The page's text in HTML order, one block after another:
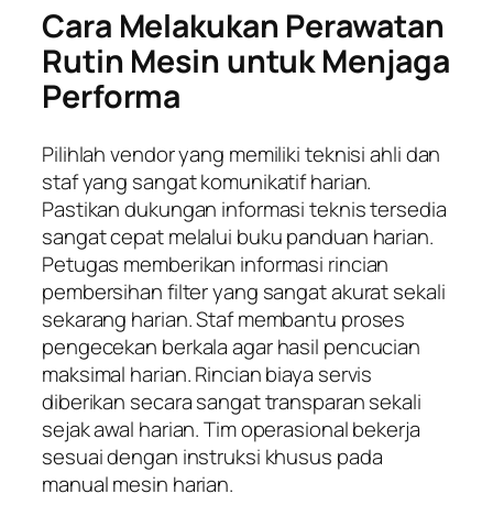
Cara Melakukan Perawatan
Rutin Mesin untuk Menjaga
Performa
Pilihlah vendor yang memiliki teknisi ahli dan
staf yang sangat komunikatif harian.
Pastikan dukungan informasi teknis tersedia
sangat cepat melalui buku panduan harian.
Petugas memberikan informasi rincian
pembersihan filter yang sangat akurat sekali
sekarang harian. Staf membantu proses
pengecekan berkala agar hasil pencucian
maksimal harian. Rincian biaya servis
diberikan secara sangat transparan sekali
sejak awal harian. Tim operasional bekerja
sesuai dengan instruksi khusus pada
manual mesin harian.